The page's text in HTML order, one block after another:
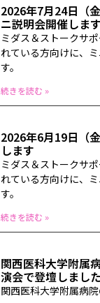
2026年7月24日（
ニ説明会開催します
ミダス＆ストークサ
れている方向けに、
す。
続きを読む »
2026年6月19日（
します
ミダス＆ストークサ
れている方向けに、
す。
続きを読む »
関西医科大学附属
演会で登壇しました
関西医科大学附属病